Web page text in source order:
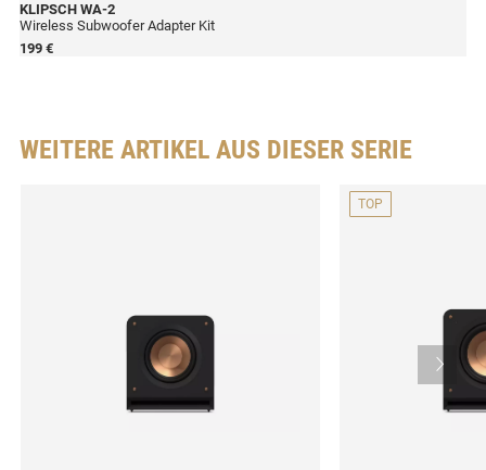
KLIPSCH WA-2
Wireless Subwoofer Adapter Kit
199 €
WEITERE ARTIKEL AUS DIESER SERIE
TOP